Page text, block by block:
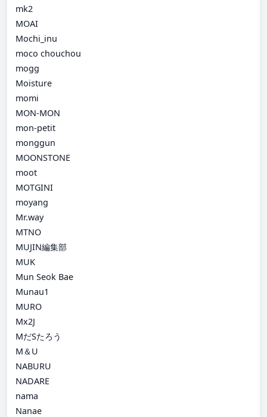
mk2
MOAI
Mochi_inu
moco chouchou
mogg
Moisture
momi
MON-MON
mon-petit
monggun
MOONSTONE
moot
MOTGINI
moyang
Mr.way
MTNO
MUJIN編集部
MUK
Mun Seok Bae
Munau1
MURO
Mx2J
MだSたろう
M＆U
NABURU
NADARE
nama
Nanae